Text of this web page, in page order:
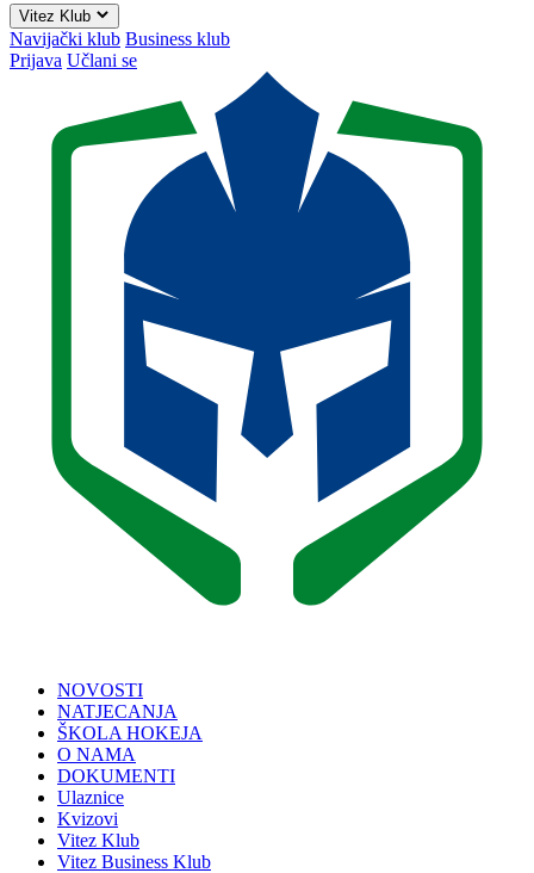
Vitez Klub
Navijački klub Business klub
Prijava Učlani se
NOVOSTI
NATJECANJA
ŠKOLA HOKEJA
O NAMA
DOKUMENTI
Ulaznice
Kvizovi
Vitez Klub
Vitez Business Klub